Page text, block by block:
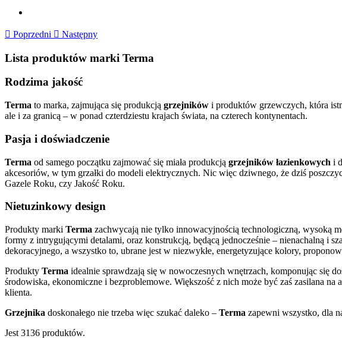
 Poprzedni  Następny
Lista produktów marki Terma
Rodzima jakość
Terma to marka, zajmująca się produkcją grzejników i produktów grzewczych, która
ale i za granicą – w ponad czterdziestu krajach świata, na czterech kontynentach.
Pasja i doświadczenie
Terma od samego początku zajmować się miała produkcją grzejników łazienkowych i
akcesoriów, w tym grzałki do modeli elektrycznych. Nic więc dziwnego, że dziś
Gazele Roku, czy Jakość Roku.
Nietuzinkowy design
Produkty marki Terma zachwycają nie tylko innowacyjnością technologiczną, wysoką
formy z intrygującymi detalami, oraz konstrukcją, będącą jednocześnie – nienachalną i
dekoracyjnego, a wszystko to, ubrane jest w niezwykłe, energetyzujące kolory,
Produkty Terma idealnie sprawdzają się w nowoczesnych wnętrzach, komponując się
środowiska, ekonomiczne i bezproblemowe. Większość z nich może być zaś zasilana
klienta.
Grzejnika doskonałego nie trzeba więc szukać daleko – Terma zapewni wszystko, dla
Jest 3136 produktów.